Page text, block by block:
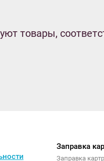
товары,
Заправка
Заправка